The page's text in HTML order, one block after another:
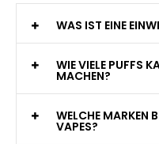
WAS IST EINE
WIE VIELE PUFFS
MACHEN?
WELCHE MARKEN
VAPES?